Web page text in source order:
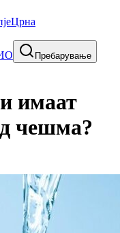
Црна
Пребарување
имаат
чешма?